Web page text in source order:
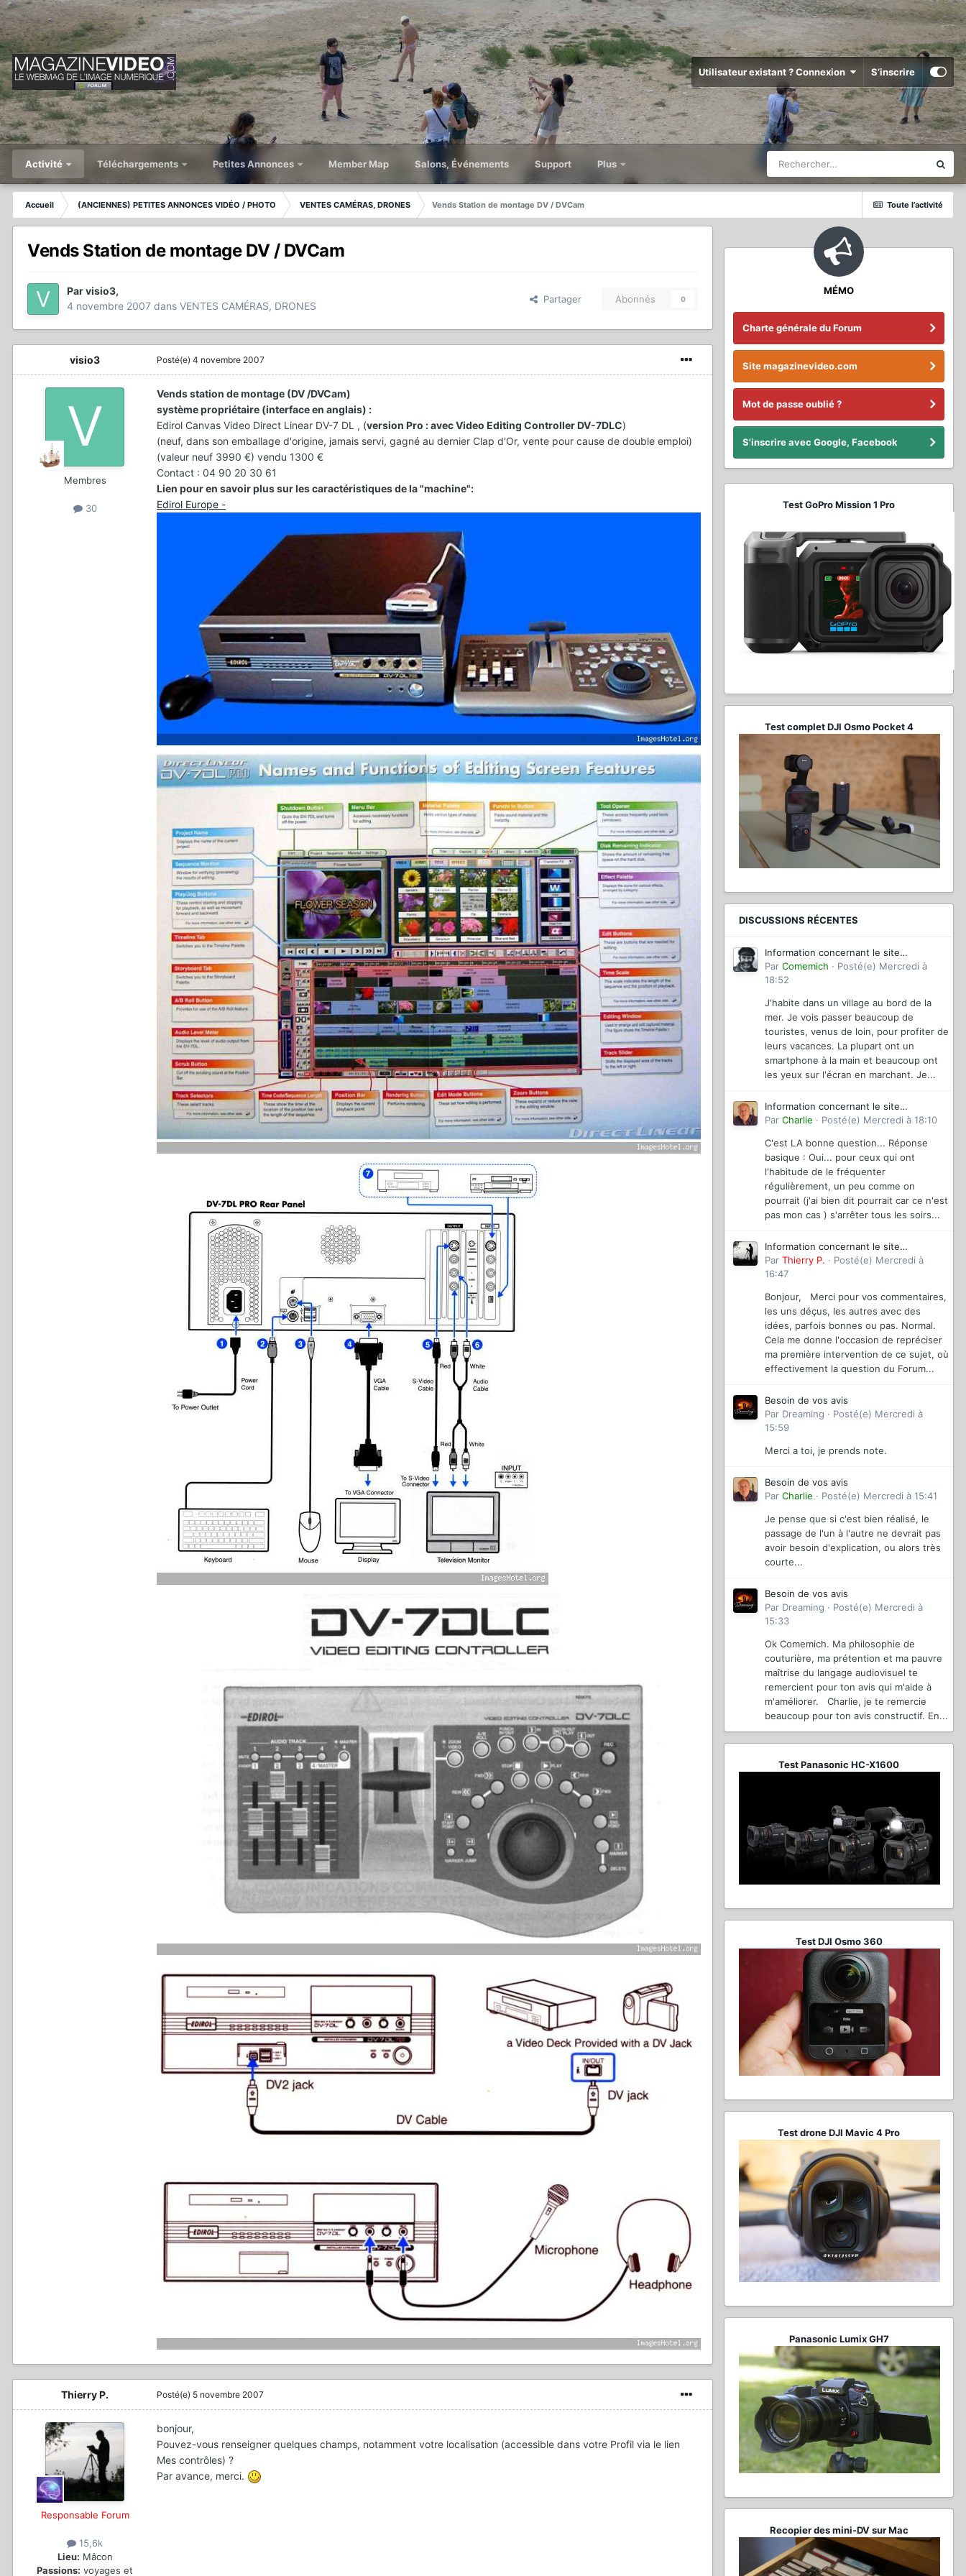
Utilisateur existant ? Connexion S’inscrire
Activité Téléchargements Petites Annonces Member Map Salons, Événements Support Plus
Toute l’activité
Accueil (ANCIENNES) PETITES ANNONCES VIDÉO / PHOTO VENTES CAMÉRAS, DRONES Vends Station de montage DV / DVCam
Vends Station de montage DV / DVCam
Parvisio3,
4 novembre 2007 dans VENTES CAMÉRAS, DRONES
Partager Abonnés 0
visio3
Membres
30
Posté(e) 4 novembre 2007
Vends station de montage (DV /DVCam)
système propriétaire (interface en anglais) :
Edirol Canvas Video Direct Linear DV-7 DL , (version Pro : avec Video Editing Controller DV-7DLC)
(neuf, dans son emballage d'origine, jamais servi, gagné au dernier Clap d'Or, vente pour cause de double emploi)
(valeur neuf 3990 €) vendu 1300 €
Contact : 04 90 20 30 61
Lien pour en savoir plus sur les caractéristiques de la "machine":
Edirol Europe -
Thierry P.
Responsable Forum
15,6k
Lieu: Mâcon
Passions: voyages et
Posté(e) 5 novembre 2007
bonjour,
Pouvez-vous renseigner quelques champs, notamment votre localisation (accessible dans votre Profil via le lien
Mes contrôles) ?
Par avance, merci.
MÉMO
Charte générale du Forum
Site magazinevideo.com
Mot de passe oublié ?
S'inscrire avec Google, Facebook
Test GoPro Mission 1 Pro
Test complet DJI Osmo Pocket 4
DISCUSSIONS RÉCENTES
Information concernant le site
magazinevideo
Par Comemich · Posté(e) Mercredi à
18:52
J'habite dans un village au bord de la
mer. Je vois passer beaucoup de
touristes, venus de loin, pour profiter de
leurs vacances. La plupart ont un
smartphone à la main et beaucoup ont
les yeux sur l'écran en marchant. Je...
Information concernant le site
magazinevideo
Par Charlie · Posté(e) Mercredi à 18:10
C'est LA bonne question... Réponse
basique : Oui... pour ceux qui ont
l'habitude de le fréquenter
régulièrement, un peu comme on
pourrait (j'ai bien dit pourrait car ce n'est
pas mon cas ) s'arrêter tous les soirs...
Information concernant le site
magazinevideo
Par Thierry P. · Posté(e) Mercredi à
16:47
Bonjour, Merci pour vos commentaires,
les uns déçus, les autres avec des
idées, parfois bonnes ou pas. Normal.
Cela me donne l'occasion de repréciser
ma première intervention de ce sujet, où
effectivement la question du Forum...
Besoin de vos avis
Par Dreaming · Posté(e) Mercredi à
15:59
Merci a toi, je prends note.
Besoin de vos avis
Par Charlie · Posté(e) Mercredi à 15:41
Je pense que si c'est bien réalisé, le
passage de l'un à l'autre ne devrait pas
avoir besoin d'explication, ou alors très
courte...
Besoin de vos avis
Par Dreaming · Posté(e) Mercredi à
15:33
Ok Comemich. Ma philosophie de
couturière, ma prétention et ma pauvre
maîtrise du langage audiovisuel te
remercient pour ton avis qui m'aide à
m'améliorer. Charlie, je te remercie
beaucoup pour ton avis constructif. En...
Test Panasonic HC-X1600
Test DJI Osmo 360
Test drone DJI Mavic 4 Pro
Panasonic Lumix GH7
Recopier des mini-DV sur Mac